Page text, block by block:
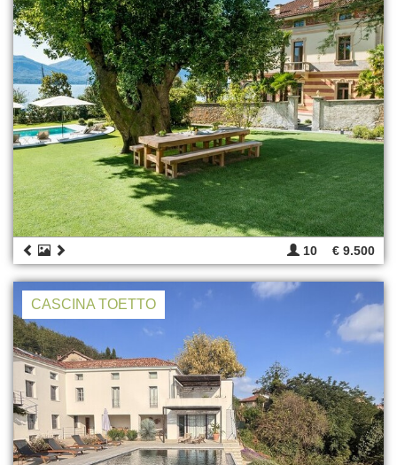
10 € 9.500
CASCINA TOETTO